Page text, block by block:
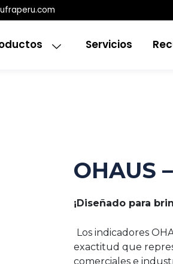
Servicios
OHAUS
¡Diseñado para
Los indicadores
exactitud que
comerciales e